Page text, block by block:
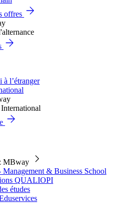
offres
à l’étranger
MBway
& Business School
QUALIOPI
études